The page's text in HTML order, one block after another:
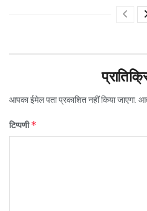
आपका ईमेल पता प्रकाशित नहीं किया जाएगा.
टिप्पणी*